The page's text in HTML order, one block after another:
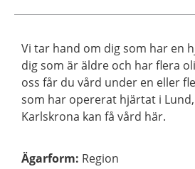
Vi tar hand om dig som har en
dig som är äldre och har flera
oss får du vård under en eller
som har opererat hjärtat i
Karlskrona kan få vård här.
Ägarform: Region